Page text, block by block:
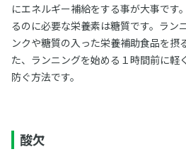
にエネルギー補給をする事が大事です
るのに必要な栄養素は糖質です。ラン
ンクや糖質の入った栄養補助食品を摂
た、ランニングを始める１時間前に軽
防ぐ方法です。
酸欠